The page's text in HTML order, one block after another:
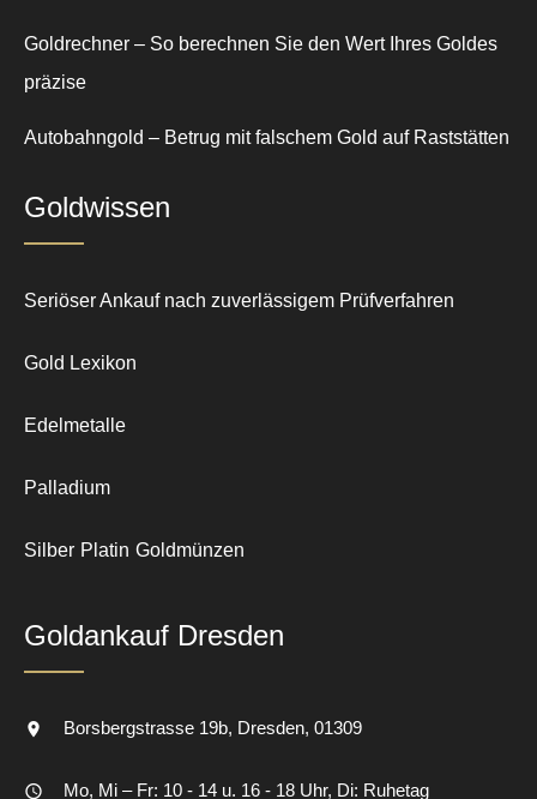
Goldrechner – So berechnen Sie den Wert Ihres Goldes
präzise
Autobahngold – Betrug mit falschem Gold auf Raststätten
Goldwissen
Seriöser Ankauf nach zuverlässigem Prüfverfahren
Gold Lexikon
Edelmetalle
Palladium
Silber Platin Goldmünzen
Goldankauf Dresden
Borsbergstrasse 19b Dresden 01309
Mo, Mi – Fr: 10 - 14 u. 16 - 18 Uhr, Di: Ruhetag